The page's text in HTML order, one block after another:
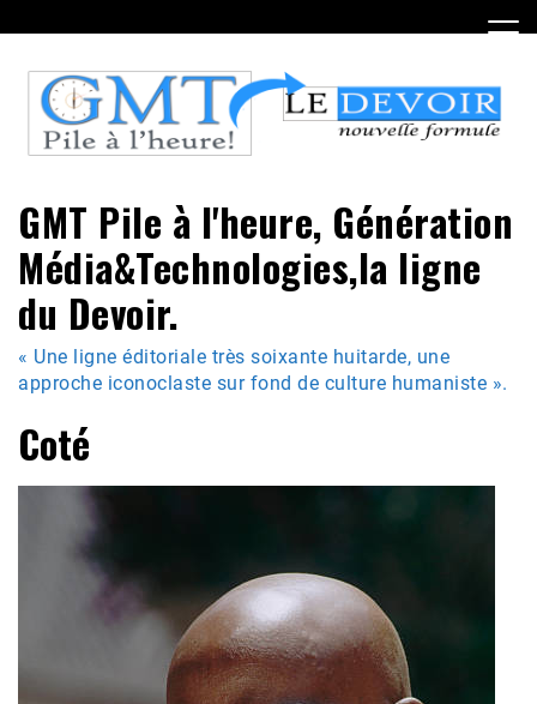
to
content
GMT Pile à l'heure, Génération
Média&Technologies,la ligne
du Devoir.
« Une ligne éditoriale très soixante huitarde, une
approche iconoclaste sur fond de culture humaniste ».
Coté